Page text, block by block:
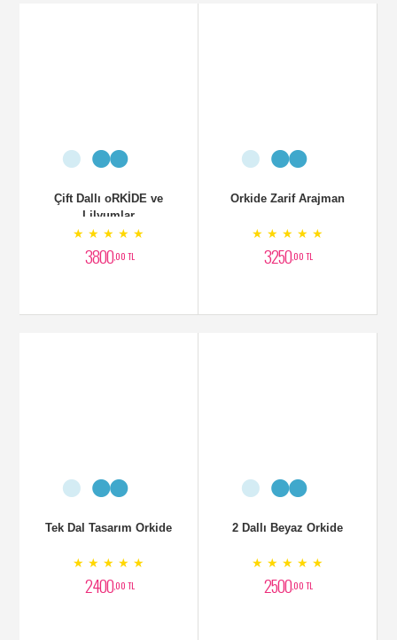
Çift Dallı oRKİDE ve
Lilyumlar
★ ★ ★ ★ ★
3800,00 TL
Orkide Zarif Arajman
★ ★ ★ ★ ★
3250,00 TL
Tek Dal Tasarım Orkide
★ ★ ★ ★ ★
2400,00 TL
2 Dallı Beyaz Orkide
★ ★ ★ ★ ★
2500,00 TL